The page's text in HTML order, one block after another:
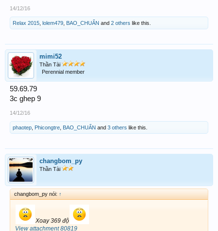
14/12/16
Relax 2015 lolem479 BAO_CHUẨN and 2 others like this.
mimi52
Thần Tài
Perennial member
59.69.79
3c ghep 9
14/12/16
phaotep Phicongtre BAO_CHUẨN and 3 others like this.
changbom_py
Thần Tài
changbom_py nói: ↑
Xoay 369 độ
View attachment 80819